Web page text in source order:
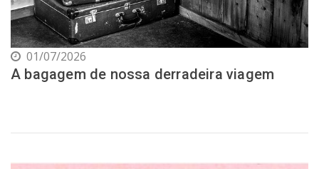
01/07/2026
A bagagem de nossa derradeira viagem